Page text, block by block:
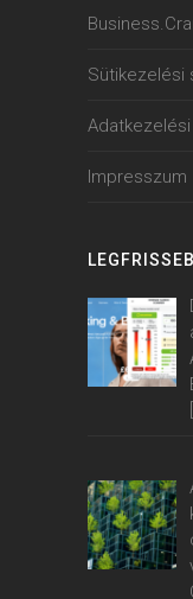
Sütikezelési
Impresszum